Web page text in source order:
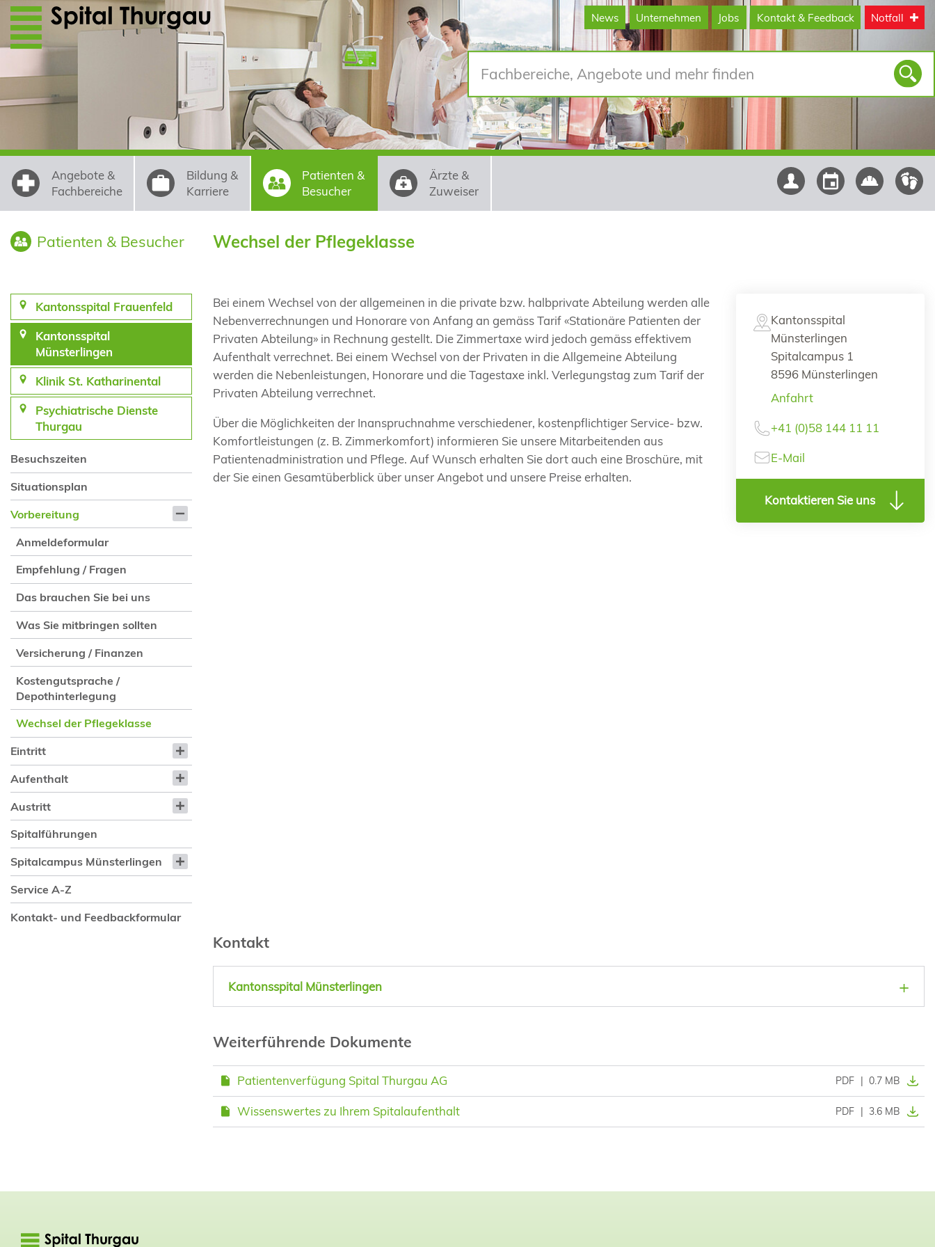
Direkt zum Inhalt
News Unternehmen Jobs Kontakt & Feedback Notfall
Angebote &
Fachbereiche
Bildung &
Karriere
Patienten &
Besucher
Ärzte &
Zuweiser
Patienten & Besucher
Kantonsspital Frauenfeld
Kantonsspital
Münsterlingen
Klinik St. Katharinental
Psychiatrische Dienste
Thurgau
Besuchszeiten
Situationsplan
Vorbereitung
Anmeldeformular
Empfehlung / Fragen
Das brauchen Sie bei uns
Was Sie mitbringen sollten
Versicherung / Finanzen
Kostengutsprache /
Depothinterlegung
Wechsel der Pflegeklasse
Eintritt
Aufenthalt
Austritt
Spitalführungen
Spitalcampus Münsterlingen
Service A-Z
Kontakt- und Feedbackformular
Wechsel der Pflegeklasse
Bei einem Wechsel von der allgemeinen in die private bzw. halbprivate Abteilung werden alle
Nebenverrechnungen und Honorare von Anfang an gemäss Tarif «Stationäre Patienten der
Privaten Abteilung» in Rechnung gestellt. Die Zimmertaxe wird jedoch gemäss effektivem
Aufenthalt verrechnet. Bei einem Wechsel von der Privaten in die Allgemeine Abteilung
werden die Nebenleistungen, Honorare und die Tagestaxe inkl. Verlegungstag zum Tarif der
Privaten Abteilung verrechnet.
Über die Möglichkeiten der Inanspruchnahme verschiedener, kostenpflichtiger Service- bzw.
Komfortleistungen (z. B. Zimmerkomfort) informieren Sie unsere Mitarbeitenden aus
Patientenadministration und Pflege. Auf Wunsch erhalten Sie dort auch eine Broschüre, mit
der Sie einen Gesamtüberblick über unser Angebot und unsere Preise erhalten.
Kantonsspital
Münsterlingen
Spitalcampus 1
8596 Münsterlingen
Anfahrt
+41 (0)58 144 11 11
E-Mail
Kontaktieren Sie uns
Kontakt
Kantonsspital Münsterlingen
Weiterführende Dokumente
Patientenverfügung Spital Thurgau AG PDF | 0.7 MB
Wissenswertes zu Ihrem Spitalaufenthalt PDF | 3.6 MB